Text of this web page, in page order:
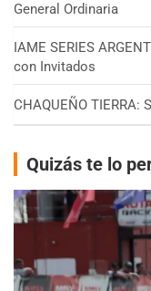
General Ordinaria
IAME SERIES
con Invitados
CHAQUEÑO
Quizás te lo